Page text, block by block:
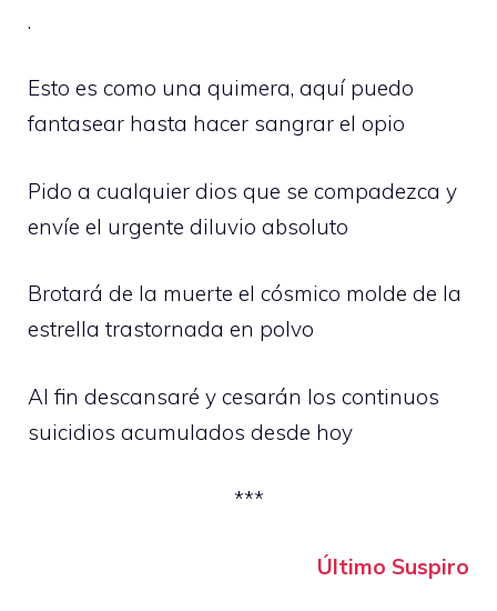
.
Esto es como una quimera, aquí puedo
fantasear hasta hacer sangrar el opio
Pido a cualquier dios que se compadezca y
envíe el urgente diluvio absoluto
Brotará de la muerte el cósmico molde de la
estrella trastornada en polvo
Al fin descansaré y cesarán los continuos
suicidios acumulados desde hoy
***
Último Suspiro